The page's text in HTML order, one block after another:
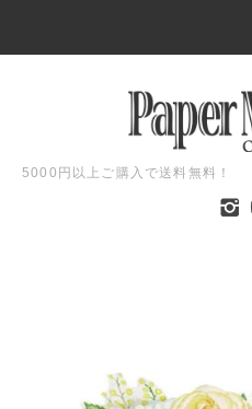
5000円以上ご購入で送料無料！